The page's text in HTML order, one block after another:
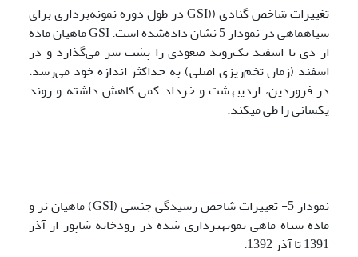
تغییرات شاخص گنادی ((GSI در طول دوره نمونه‌برداری برای
سیاهماهی در نمودار 5 نشان داده‌شده است. GSI ماهیان ماده
از دی تا اسفند یک‌روند صعودی را پشت سر می‌گذارد و در
اسفند (زمان تخم‌ریزی اصلی) به حداکثر اندازه خود می‌رسد.
در فروردین، اردیبهشت و خرداد کمی کاهش داشته و روند
یکسانی را طی می­کند.
نمودار 5- تغییرات شاخص رسیدگی جنسی (GSI) ماهیان نر و
ماده سیاه ماهی نمونه­برداری شده در رودخانه شاپور از آذر
1391 تا آذر 1392.